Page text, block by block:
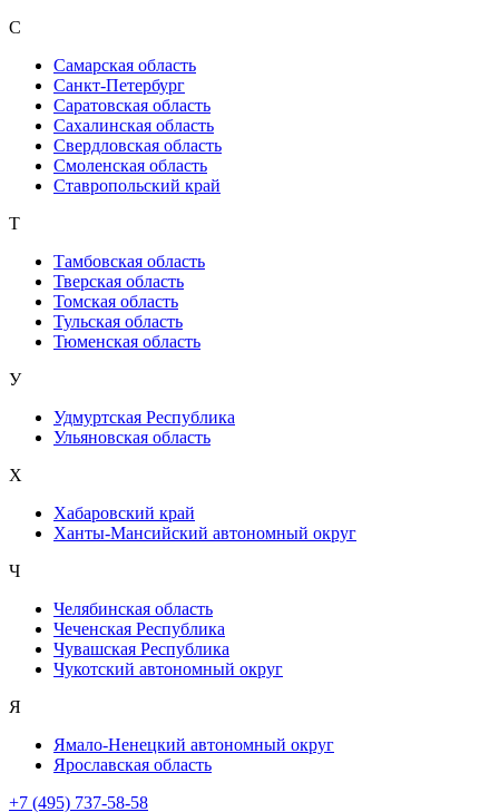
С
Самарская область
Санкт-Петербург
Саратовская область
Сахалинская область
Свердловская область
Смоленская область
Ставропольский край
Т
Тамбовская область
Тверская область
Томская область
Тульская область
Тюменская область
У
Удмуртская Республика
Ульяновская область
Х
Хабаровский край
Ханты-Мансийский автономный округ
Ч
Челябинская область
Чеченская Республика
Чувашская Республика
Чукотский автономный округ
Я
Ямало-Ненецкий автономный округ
Ярославская область
+7 (495) 737-58-58